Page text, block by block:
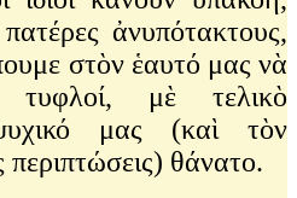
ἀνυπότακτους,
στὸν ἑαυτό μας νὰ
τυφλοί, μὲ τελικὸ
μας (καὶ τὸν
θάνατο.